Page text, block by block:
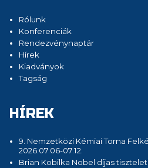
Rólunk
Konferenciák
Rendezvénynaptár
Hírek
Kiadványok
Tagság
HÍREK
9. Nemzetközi Kémiai Torna
2026.07.06-07.12.
Brian Kobilka Nobel díjas